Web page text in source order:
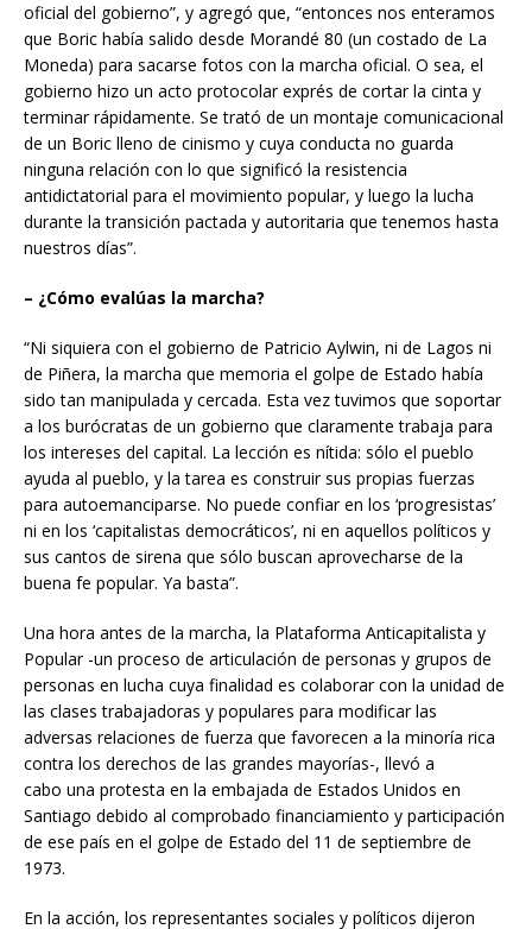
oficial del gobierno”, y agregó que, “entonces nos enteramos
que Boric había salido desde Morandé 80 (un costado de La
Moneda) para sacarse fotos con la marcha oficial. O sea, el
gobierno hizo un acto protocolar exprés de cortar la cinta y
terminar rápidamente. Se trató de un montaje comunicacional
de un Boric lleno de cinismo y cuya conducta no guarda
ninguna relación con lo que significó la resistencia
antidictatorial para el movimiento popular, y luego la lucha
durante la transición pactada y autoritaria que tenemos hasta
nuestros días”.
– ¿Cómo evalúas la marcha?
“Ni siquiera con el gobierno de Patricio Aylwin, ni de Lagos ni
de Piñera, la marcha que memoria el golpe de Estado había
sido tan manipulada y cercada. Esta vez tuvimos que soportar
a los burócratas de un gobierno que claramente trabaja para
los intereses del capital. La lección es nítida: sólo el pueblo
ayuda al pueblo, y la tarea es construir sus propias fuerzas
para autoemanciparse. No puede confiar en los ‘progresistas’
ni en los ‘capitalistas democráticos’, ni en aquellos políticos y
sus cantos de sirena que sólo buscan aprovecharse de la
buena fe popular. Ya basta”.
Una hora antes de la marcha, la Plataforma Anticapitalista y
Popular -un proceso de articulación de personas y grupos de
personas en lucha cuya finalidad es colaborar con la unidad de
las clases trabajadoras y populares para modificar las
adversas relaciones de fuerza que favorecen a la minoría rica
contra los derechos de las grandes mayorías-, llevó a
cabo una protesta en la embajada de Estados Unidos en
Santiago debido al comprobado financiamiento y participación
de ese país en el golpe de Estado del 11 de septiembre de
1973.
En la acción, los representantes sociales y políticos dijeron